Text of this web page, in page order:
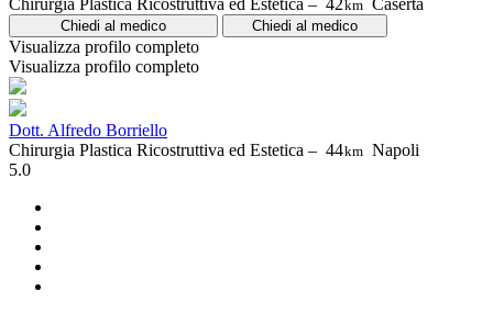
Chirurgia Plastica Ricostruttiva ed Estetica – 42km Caserta
Chiedi al medico Chiedi al medico
Visualizza profilo completo
Visualizza profilo completo
Dott. Alfredo Borriello
Chirurgia Plastica Ricostruttiva ed Estetica – 44km Napoli
5.0